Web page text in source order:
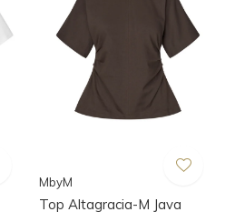
MbyM
Top Altagracia-M Java